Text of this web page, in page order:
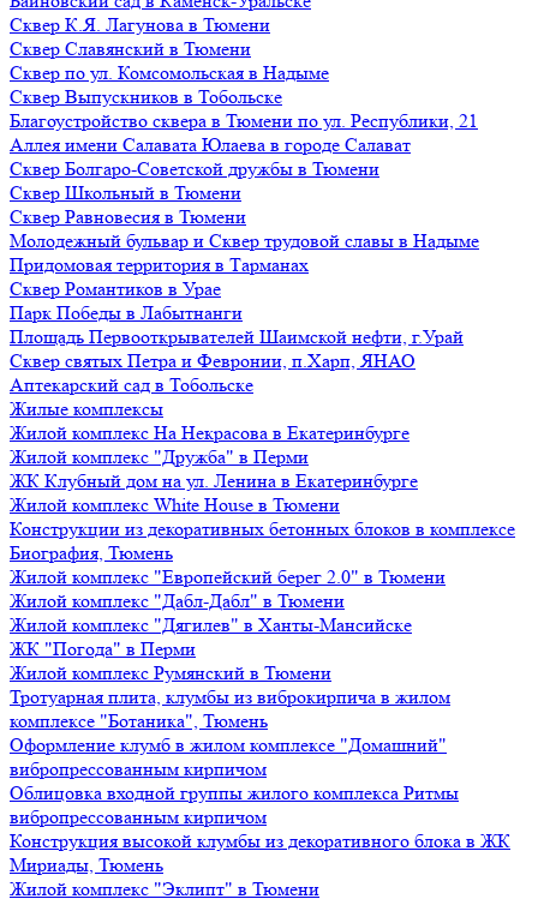
Сквер К.Я. Лагунова в Тюмени
Сквер Славянский в Тюмени
Сквер по ул. Комсомольская в Надыме
Сквер Выпускников в Тобольске
Благоустройство сквера в Тюмени по ул. Республики, 21
Аллея имени Салавата Юлаева в городе Салават
Сквер Болгаро-Советской дружбы в Тюмени
Сквер Школьный в Тюмени
Сквер Равновесия в Тюмени
Молодежный бульвар и Сквер трудовой славы в Надыме
Придомовая территория в Тарманах
Сквер Романтиков в Урае
Парк Победы в Лабытнанги
Площадь Первооткрывателей Шаимской нефти, г.Урай
Сквер святых Петра и Февронии, п.Харп, ЯНАО
Аптекарский сад в Тобольске
Жилые комплексы
Жилой комплекс На Некрасова в Екатеринбурге
Жилой комплекс "Дружба" в Перми
ЖК Клубный дом на ул. Ленина в Екатеринбурге
Жилой комплекс White House в Тюмени
Конструкции из декоративных бетонных блоков в комплексе
Биография, Тюмень
Жилой комплекс "Европейский берег 2.0" в Тюмени
Жилой комплекс "Дабл-Дабл" в Тюмени
Жилой комплекс "Дягилев" в Ханты-Мансийске
ЖК "Погода" в Перми
Жилой комплекс Румянский в Тюмени
Тротуарная плита, клумбы из виброкирпича в жилом
комплексе "Ботаника", Тюмень
Оформление клумб в жилом комплексе "Домашний"
вибропрессованным кирпичом
Облицовка входной группы жилого комплекса Ритмы
вибропрессованным кирпичом
Конструкция высокой клумбы из декоративного блока в ЖК
Мириады, Тюмень
Жилой комплекс "Эклипт" в Тюмени